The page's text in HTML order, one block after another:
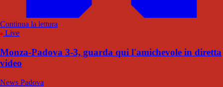
Continua la lettura
Live
Monza-Padova 3-3, guarda qui l'amichevole in diretta
video
News Padova